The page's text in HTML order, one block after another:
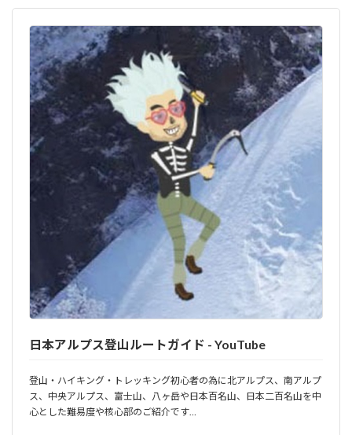
日本アルプス登山ルートガイド - YouTube
登山・ハイキング・トレッキング初心者の為に北アルプス、南アルプ
ス、中央アルプス、富士山、八ヶ岳や日本百名山、日本二百名山を中
心とした難易度や核心部のご紹介です…